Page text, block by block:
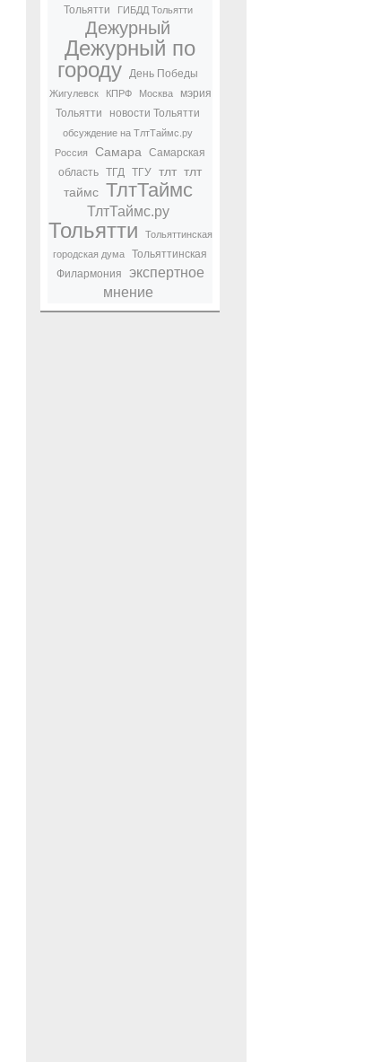
Тольятти
ГИБДД Тольятти
Дежурный
Дежурный по
городу День Победы
Жигулевск КПРФ Москва
мэрия
Тольятти
новости Тольятти
обсуждение на ТлтТаймс.ру
Россия
Самара
Самарская
область ТГД ТГУ тлт тлт
таймс ТлтТаймс
ТлтТаймс.ру
Тольятти
Тольяттинская
городская дума
Тольяттинская
Филармония
экспертное
мнение